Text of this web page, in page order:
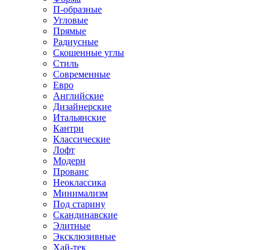
П-образные
Угловые
Прямые
Радиусные
Скошенные углы
Стиль
Современные
Евро
Английские
Дизайнерские
Итальянские
Кантри
Классические
Лофт
Модерн
Прованс
Неоклассика
Минимализм
Под старину
Скандинавские
Элитные
Эксклюзивные
Хай-тек